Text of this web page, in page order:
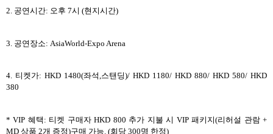
2. 공연시간: 오후 7시 (현지시간)
3. 공연장소: AsiaWorld-Expo Arena
4. 티켓가: HKD 1480(좌석,스탠딩)/ HKD 1180/ HKD 880/ HKD 580/ HKD
380
* VIP 혜택 : 티켓 구매자HKD 800 추가 지불 시 VIP패키지(리허설 관람+
MD 상품 2개 증정)구매 가능 . (회당 300명 한정)